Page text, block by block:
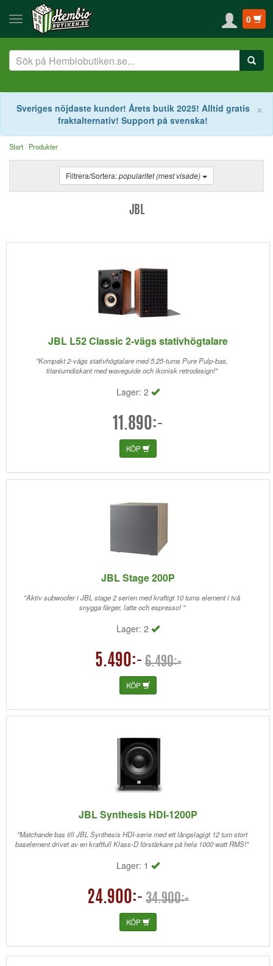
0
×
Sveriges nöjdaste kunder! Årets butik 2025! Alltid gratis
fraktalternativ! Support på svenska!
Start Produkter
Filtrera/Sortera:popularitet (mest visade)
JBL
JBL L52 Classic 2-vägs stativhögtalare
"Kompakt 2-vägs stativhögtalare med 5,25-tums Pure Pulp-bas,
titaniumdiskant med waveguide och ikonisk retrodesign!"
Lager: 2
11.890:-
KÖP
JBL Stage 200P
"Aktiv subwoofer i JBL stage 2 serien med kraftigt 10 tums element i två
snygga färger, latte och espresso! "
Lager: 2
5.490:- 6.490:-
KÖP
JBL Synthesis HDI-1200P
"Matchande bas till JBL Synthesis HDI-serie med ett långslagigt 12 tum stort
baselement drivet av en kraftfull Klass-D förstärkare på hela 1000 watt RMS!"
Lager: 1
24.900:- 34.900:-
KÖP